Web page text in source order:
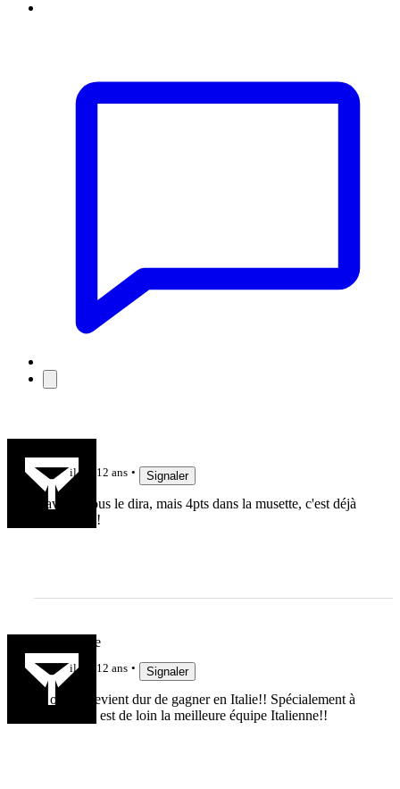
il y a 12 ans Signaler
L'avenir nous le dira, mais 4pts dans la musette, c'est déjà
l'essentiel!!!
heurvinblue
il y a 12 ans Signaler
Et oui ça devient dur de gagner en Italie!! Spécialement à
Trévise qui est de loin la meilleure équipe Italienne!!